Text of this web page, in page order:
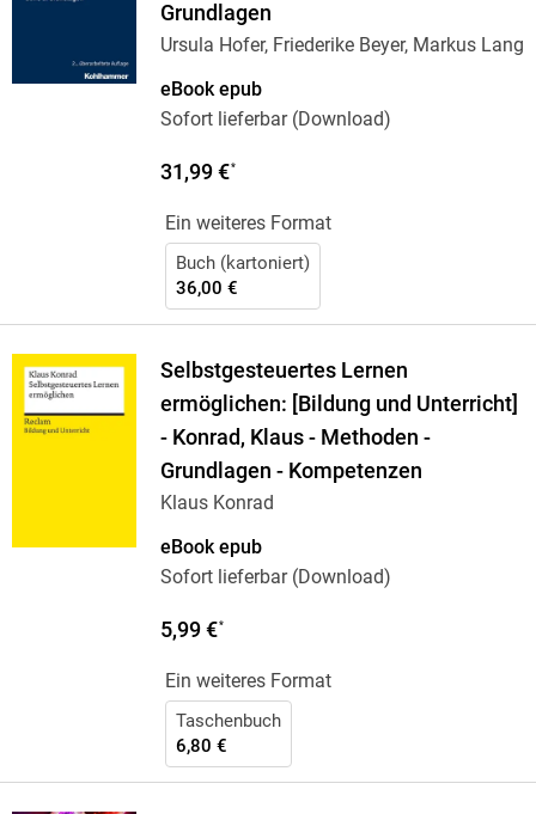
Grundlagen
Ursula Hofer, Friederike Beyer, Markus Lang
eBook epub
Sofort lieferbar (Download)
31,99 €*
Ein weiteres Format
Buch (kartoniert)
36,00 €
Selbstgesteuertes Lernen
ermöglichen: [Bildung und Unterricht]
- Konrad, Klaus - Methoden -
Grundlagen - Kompetenzen
Klaus Konrad
eBook epub
Sofort lieferbar (Download)
5,99 €*
Ein weiteres Format
Taschenbuch
6,80 €